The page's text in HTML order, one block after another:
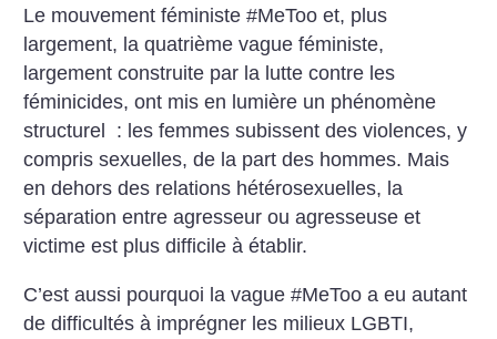
Le mouvement féministe #MeToo et, plus
largement, la quatrième vague féministe,
largement construite par la lutte contre les
féminicides, ont mis en lumière un phénomène
structurel : les femmes subissent des violences, y
compris sexuelles, de la part des hommes. Mais
en dehors des relations hétérosexuelles, la
séparation entre agresseur ou agresseuse et
victime est plus difficile à établir.
C’est aussi pourquoi la vague #MeToo a eu autant
de difficultés à imprégner les milieux LGBTI,